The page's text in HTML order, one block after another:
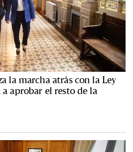
la marcha atrás con la Ley
aprobar el resto de la